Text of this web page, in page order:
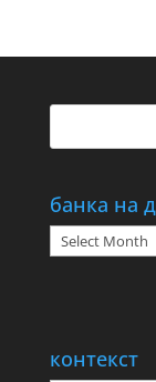
банка на
банка
на
контекст